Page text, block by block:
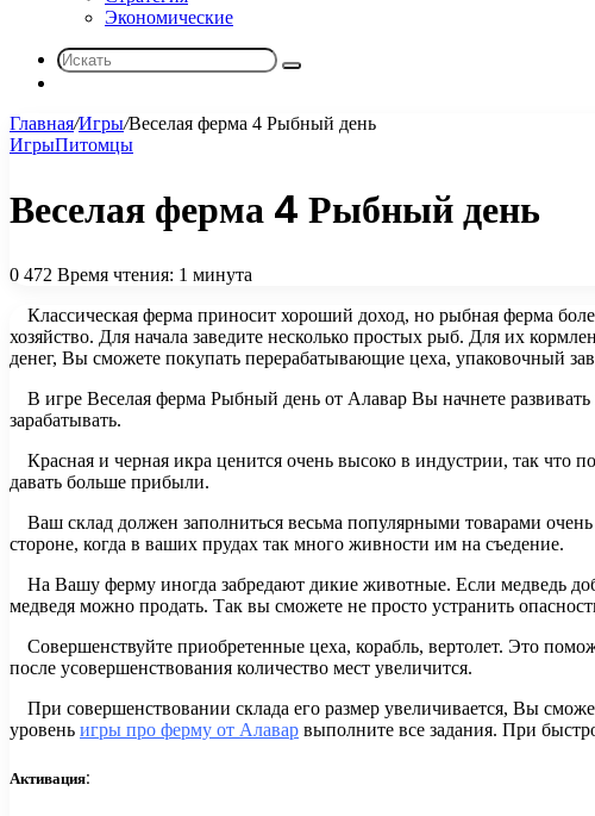
Экономические
Искать
Главная/Игры/Веселая ферма 4 Рыбный день
ИгрыПитомцы
Веселая ферма 4 Рыбный день
0 472 Время чтения: 1 минута
Классическая ферма приносит хороший доход, но рыбная ферма
хозяйство. Для начала заведите несколько простых рыб. Для их
денег, Вы сможете покупать перерабатывающие цеха, упаковочный
В игре Веселая ферма Рыбный день от Алавар Вы начнете
зарабатывать.
Красная и черная икра ценится очень высоко в индустрии, так что
давать больше прибыли.
Ваш склад должен заполниться весьма популярными товарами
стороне, когда в ваших прудах так много живности им на съедение.
На Вашу ферму иногда забредают дикие животные. Если медведь
медведя можно продать. Так вы сможете не просто устранить
Совершенствуйте приобретенные цеха, корабль, вертолет. Это
после усовершенствования количество мест увеличится.
При совершенствовании склада его размер увеличивается, Вы
уровень игры про ферму от Алавар выполните все задания. При
Активация: